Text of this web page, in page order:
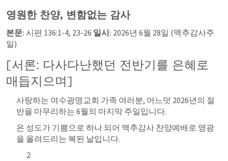
영원한 찬양, 변함없는 감사
본문: 시편 136:1-4, 23-26 일시: 2026년 6월 28일 (맥추감사주
일)
[서론: 다사다난했던 전반기를 은혜로
매듭지으며]
사랑하는 여수광명교회 가족 여러분, 어느덧 2026년의 절
반을 마무리하는 6월의 마지막 주일입니다.
온 성도가 기쁨으로 하나 되어 맥추감사 찬양예배로 영광
을 올려드리는 복된 날입니다.
2